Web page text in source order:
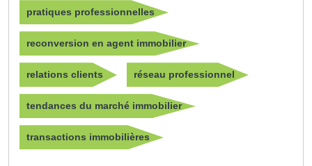
pratiques professionnelles
reconversion en agent immobilier
relations clients réseau professionnel
tendances du marché immobilier
transactions immobilières